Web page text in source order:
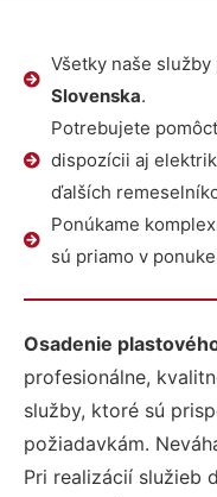
Všetky naše
Slovenska.
Potrebujete
dispozícii aj
ďalších
Ponúkame
sú priamo v
Osadenie
profesionálne,
služby, ktoré sú
požiadavkám.
Pri realizácií služieb